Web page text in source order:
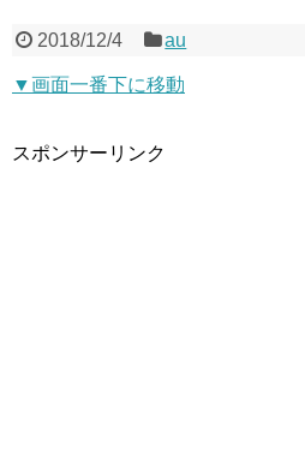
2018/12/4 au
▼画面一番下に移動
スポンサーリンク